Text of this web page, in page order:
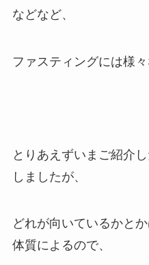
などなど、
ファスティングには様
とりあえずいまご紹介
しましたが、
どれが向いているかと
体質によるので、